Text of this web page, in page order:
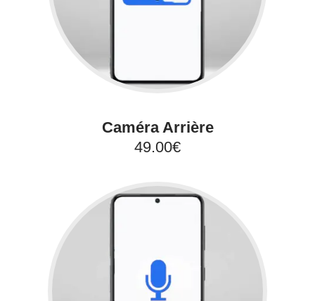
Caméra Arrière
49.00€